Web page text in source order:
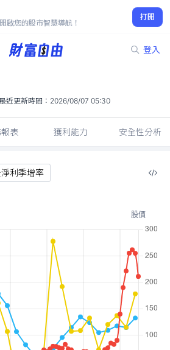
啟您的股市智慧導航！
打開
登入
-5.44%
近更新時間： 2026/08/07 05:30
表 獲利能力 安全性分析
利季增率